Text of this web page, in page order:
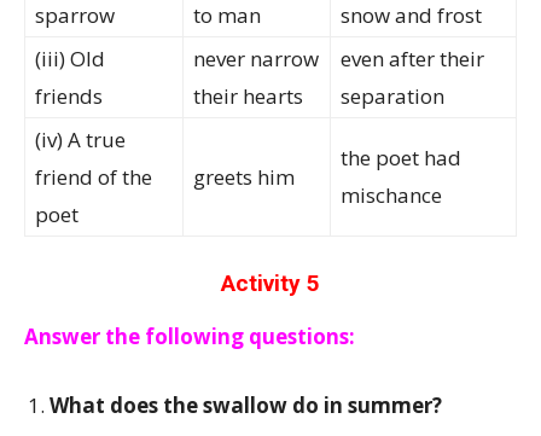
sparrow
to man
snow and frost
(iii) Old
friends
never narrow
their hearts
even after their
separation
(iv) A true
friend of the
poet
greets him
the poet had
mischance
Activity 5
Answer the following questions:
What does the swallow do in summer?